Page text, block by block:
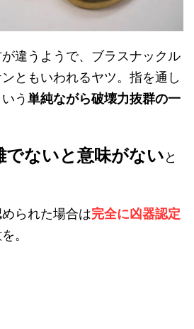
違うようで、ブラスナックル
ともいわれるヤツ。指を通し
う単純ながら破壊力抜群の一
でないと意味がないと
られた場合は完全に凶器認定
。